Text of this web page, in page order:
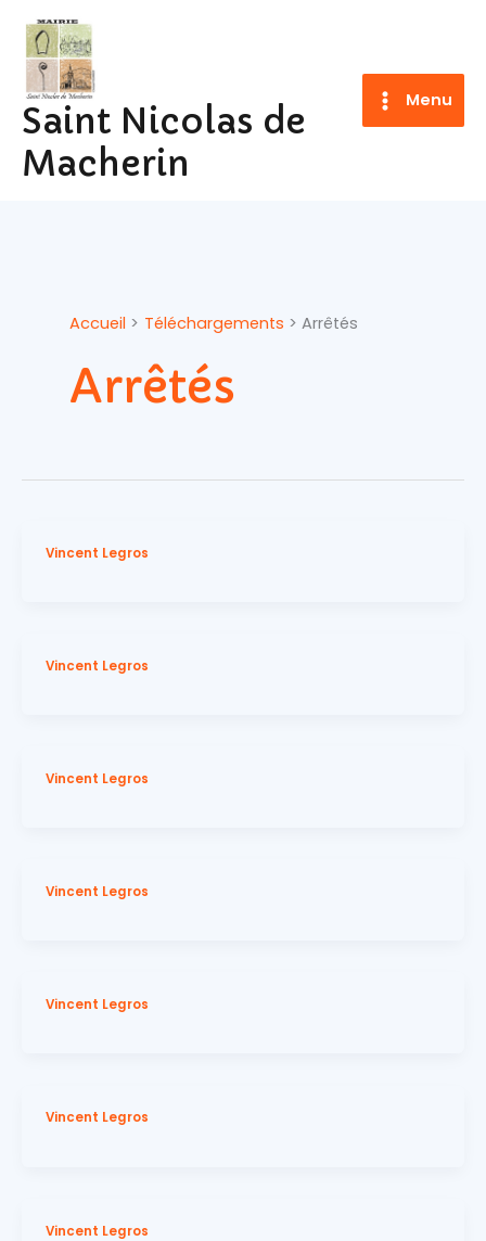
contenu
Saint Nicolas de
Macherin
Menu
Accueil Téléchargements Arrêtés
Arrêtés
Vincent Legros
Vincent Legros
Vincent Legros
Vincent Legros
Vincent Legros
Vincent Legros
Vincent Legros